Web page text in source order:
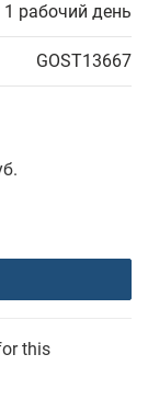
1 рабочий день
GOST13667
this